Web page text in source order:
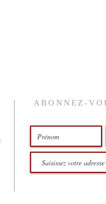
ABONNEZ-